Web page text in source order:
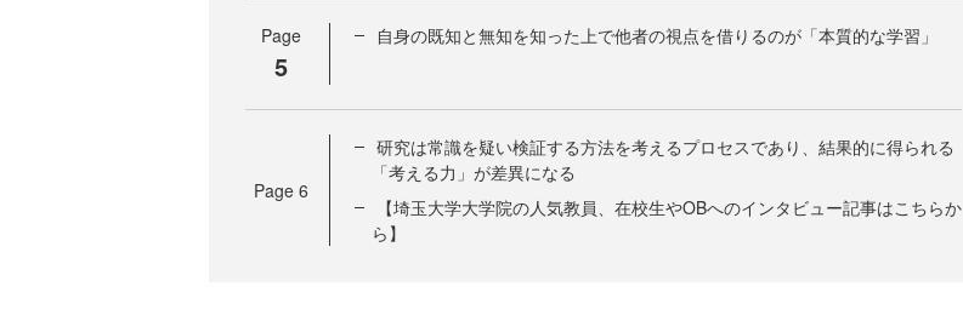
Page
5
自身の既知と無知を知った上で他者の視点を借りるのが「本質的な学習」
Page 6
研究は常識を疑い検証する方法を考えるプロセスであり、結果的に得られる
「考える力」が差異になる
【埼玉大学大学院の人気教員、在校生やOBへのインタビュー記事はこちらか
ら】